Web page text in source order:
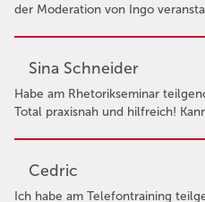
der Moderation von Ingo
Sina Schneider
Habe am Rhetorikseminar
Total praxisnah und hilfreich!
Cedric
Ich habe am Telefontraining